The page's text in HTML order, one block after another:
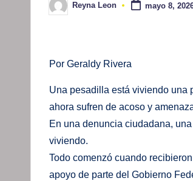
Publicado
por
Reyna Leon mayo 8,
Por Geraldy Rivera
Una pesadilla está viviendo una
ahora sufren de acoso y
En una denuncia ciudadana,
viviendo.
Todo comenzó cuando
apoyo de parte del Gobierno